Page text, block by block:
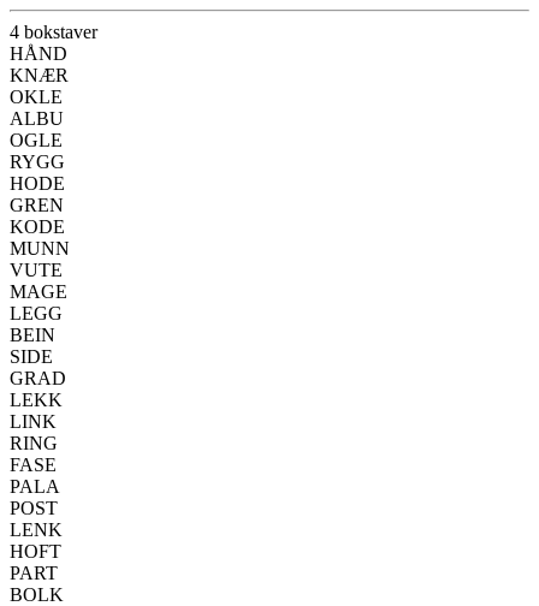
4 bokstaver
HÅND
KNÆR
OKLE
ALBU
OGLE
RYGG
HODE
GREN
KODE
MUNN
VUTE
MAGE
LEGG
BEIN
SIDE
GRAD
LEKK
LINK
RING
FASE
PALA
POST
LENK
HOFT
PART
BOLK